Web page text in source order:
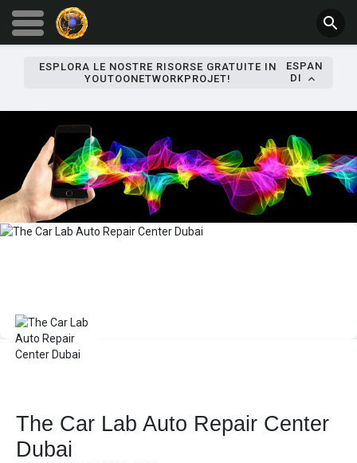
ESPLORA LE NOSTRE RISORSE GRATUITE IN
YOUTOONETWORKPROJET!
ESPAN
DI
The Car Lab Auto Repair Center
Dubai